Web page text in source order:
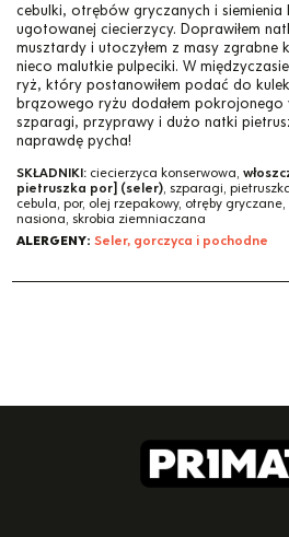
cebulki, otrębów gryczanych i
ugotowanej ciecierzycy. Doprawiłem
musztardy i utoczyłem z masy zgrabne
nieco malutkie pulpeciki. W
ryż, który postanowiłem podać do
brązowego ryżu dodałem pokrojonego
szparagi, przyprawy i dużo natki
naprawdę pycha!
SKŁADNIKI: ciecierzyca konserwowa,
pietruszka por] (seler), szparagi,
cebula, por, olej rzepakowy, otręby gryczane,
nasiona, skrobia ziemniaczana
ALERGENY: Seler, gorczyca i pochodne